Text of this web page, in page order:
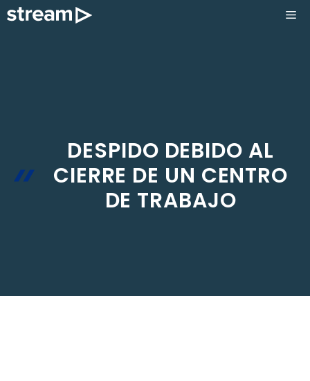
Saltar
DESPIDO DEBIDO AL
CIERRE DE UN CENTRO
DE TRABAJO